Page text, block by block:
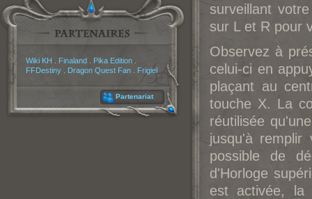
Wiki KH Finaland Pika Edition
FFDestiny
Dragon Quest Fan Frigiel
Partenariat
surveillant
sur L et R pour
Observez à
celui-ci en
plaçant au
touche X. La
réutilisée
jusqu'à remplir
possible de
d'Horloge
est activée, la